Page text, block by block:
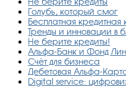
Голубь, который смог
Бесплатная
Тренды и инновации в
Не берите кредиты!
Альфа-Банк и Фонд
Счёт для бизнеса
Дебетовая Альфа-
Digital service: